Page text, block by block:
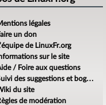
légales
un don
de LinuxFr.org
sur le site
/ Foire aux questions
des suggestions et bogues
du site
de modération